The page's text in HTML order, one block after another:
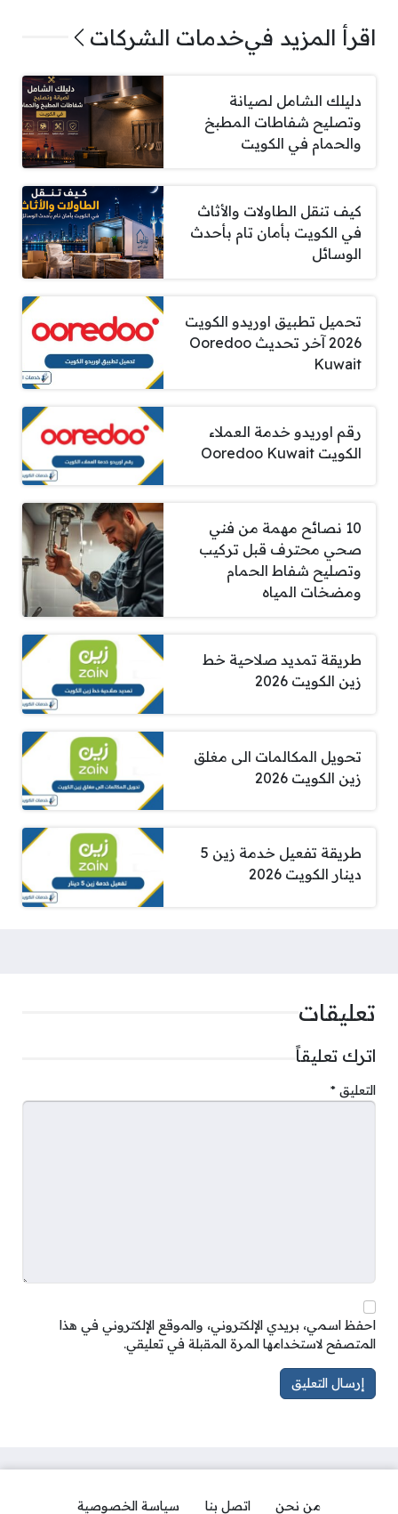
اقرأ المزيد فيخدمات الشركات
دليلك الشامل لصيانة
وتصليح شفاطات المطبخ
والحمام في الكويت
كيف تنقل الطاولات والأثاث
في الكويت بأمان تام بأحدث
الوسائل
تحميل تطبيق اوريدو الكويت
2026 آخر تحديث Ooredoo
Kuwait
رقم اوريدو خدمة العملاء
الكويت Ooredoo Kuwait
10 نصائح مهمة من فني
صحي محترف قبل تركيب
وتصليح شفاط الحمام
ومضخات المياه
طريقة تمديد صلاحية خط
زين الكويت 2026
تحويل المكالمات الى مغلق
زين الكويت 2026
طريقة تفعيل خدمة زين 5
دينار الكويت 2026
تعليقات
اترك تعليقاً
التعليق *
احفظ اسمي، بريدي الإلكتروني، والموقع الإلكتروني في هذا
المتصفح لاستخدامها المرة المقبلة في تعليقي.
من نحن اتصل بنا سياسة الخصوصية